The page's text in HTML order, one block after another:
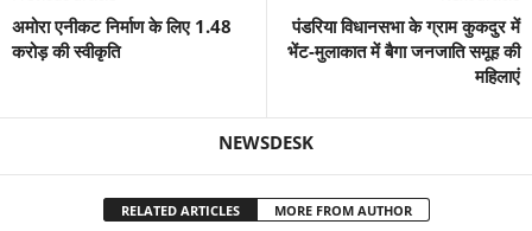
अमोरा एनीकट निर्माण के लिए 1.48
करोड़ की स्वीकृति
पंडरिया विधानसभा के ग्राम कुकदुर में
भेंट-मुलाकात में बैगा जनजाति समूह की
महिलाएं
NEWSDESK
RELATED ARTICLES MORE FROM AUTHOR